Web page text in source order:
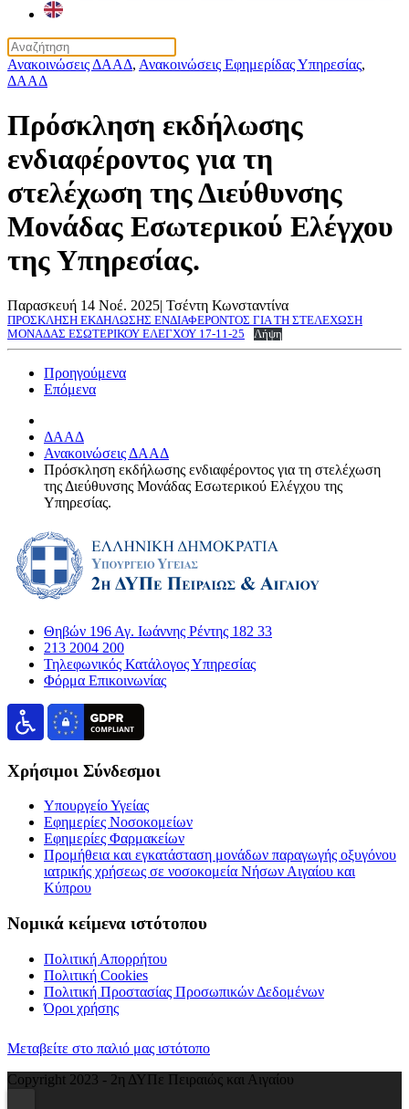
Ανακοινώσεις ΔΑΑΔ, Ανακοινώσεις Εφημερίδας Υπηρεσίας,
ΔΑΑΔ
Πρόσκληση εκδήλωσης
ενδιαφέροντος για τη
στελέχωση της Διεύθυνσης
Μονάδας Εσωτερικού Ελέγχου
της Υπηρεσίας.
Παρασκευή 14 Νοέ. 2025| Τσέντη Κωνσταντίνα
ΠΡΟΣΚΛΗΣΗ ΕΚΔΗΛΩΣΗΣ ΕΝΔΙΑΦΕΡΟΝΤΟΣ ΓΙΑ ΤΗ ΣΤΕΛΕΧΩΣΗ
ΜΟΝΑΔΑΣ ΕΣΩΤΕΡΙΚΟΥ ΕΛΕΓΧΟΥ 17-11-25
Λήψη
Προηγούμενα
Επόμενα
ΔΑΑΔ
Ανακοινώσεις ΔΑΑΔ
Πρόσκληση εκδήλωσης ενδιαφέροντος για τη στελέχωση
της Διεύθυνσης Μονάδας Εσωτερικού Ελέγχου της
Υπηρεσίας.
Θηβών 196 Αγ. Ιωάννης Ρέντης 182 33
213 2004 200
Τηλεφωνικός Κατάλογος Υπηρεσίας
Φόρμα Επικοινωνίας
Χρήσιμοι Σύνδεσμοι
Υπουργείο Υγείας
Εφημερίες Νοσοκομείων
Εφημερίες Φαρμακείων
Προμήθεια και εγκατάσταση μονάδων παραγωγής οξυγόνου
ιατρικής χρήσεως σε νοσοκομεία Νήσων Αιγαίου και
Κύπρου
Νομικά κείμενα ιστότοπου
Πολιτική Απορρήτου
Πολιτική Cookies
Πολιτική Προστασίας Προσωπικών Δεδομένων
Όροι χρήσης
Μεταβείτε στο παλιό μας ιστότοπο
Copyright 2023 - 2η ΔΥΠε Πειραιώς και Αιγαίου